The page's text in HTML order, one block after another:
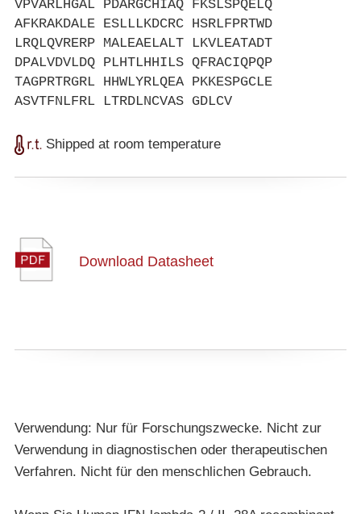
VPVARLHGAL PDARGCHIAQ FKSLSPQELQ
AFKRAKDALE ESLLLKDCRC HSRLFPRTWD
LRQLQVRERP MALEAELALT LKVLEATADT
DPALVDVLDQ PLHTLHHILS QFRACIQPQP
TAGPRTRGRL HHWLYRLQEA PKKESPGCLE
ASVTFNLFRL LTRDLNCVAS GDLCV
Shipped at room temperature
Download Datasheet
Verwendung: Nur für Forschungszwecke. Nicht zur
Verwendung in diagnostischen oder therapeutischen
Verfahren. Nicht für den menschlichen Gebrauch.